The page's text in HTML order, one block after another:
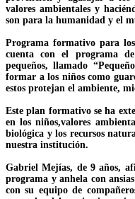
valores ambientales y
son para la humanidad y el
Programa formativo para
cuenta con el programa
pequeños, llamado
formar a los niños como
estos protejan el ambiente,
Este plan formativo se ha
en los niños,valores
biológica y los recursos
nuestra institución.
Gabriel Mejías, de 9 años,
programa y anhela con
con su equipo de